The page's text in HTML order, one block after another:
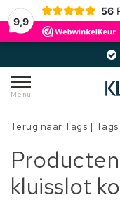
9,9
56
Menu
Terug naar Tags | Tags
kluisslot